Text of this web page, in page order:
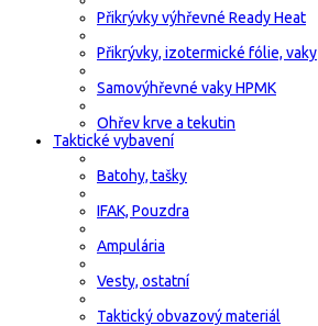
Přikrývky výhřevné Ready Heat
Přikrývky, izotermické fólie, vaky
Samovýhřevné vaky HPMK
Ohřev krve a tekutin
Taktické vybavení
Batohy, tašky
IFAK, Pouzdra
Ampulária
Vesty, ostatní
Taktický obvazový materiál